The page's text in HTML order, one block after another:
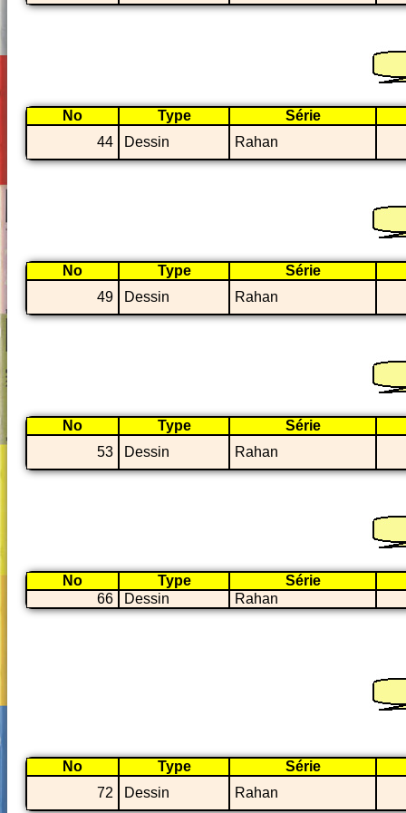
No Type
Série
44
Dessin Rahan
No Type
Série
49
Dessin Rahan
No Type
Série
53
Dessin Rahan
No Type
Série
66
Dessin Rahan
No Type
Série
72
Dessin Rahan